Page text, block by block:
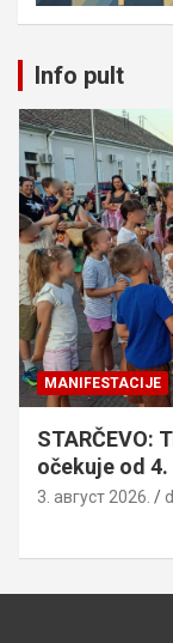
Info pult
MANIFESTACIJE
STARČEVO:
očekuje od
3. август 2026.